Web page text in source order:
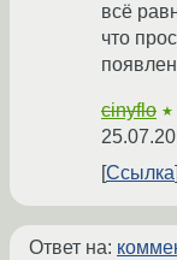
всё
что
cinyflo
Ссылка
Ответ на: